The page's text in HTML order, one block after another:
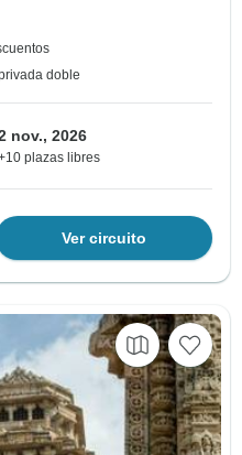
doble
nov., 2026
plazas libres
Ver circuito